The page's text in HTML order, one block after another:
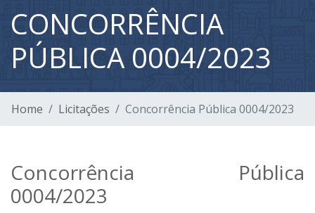
CONCORRÊNCIA
PÚBLICA 0004/2023
Home Licitações Concorrência Pública 0004/2023
Concorrência Pública
0004/2023